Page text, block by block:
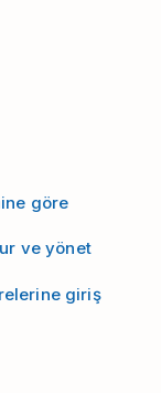
göre
ve yönet
giriş